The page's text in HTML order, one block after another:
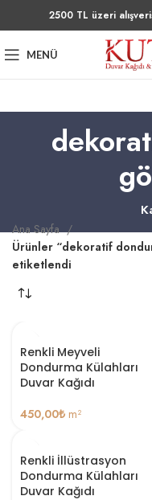
2500 TL üzeri
MENÜ
Ana Sayfa
Ürünler “dekoratif
etiketlendi
Renkli Meyveli
Dondurma Külahları
Duvar Kağıdı
450,00₺ m²
Renkli İllüstrasyon
Dondurma Külahları
Duvar Kağıdı